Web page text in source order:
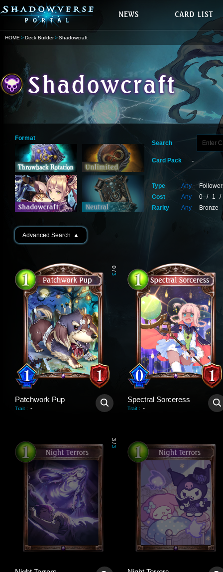
HOME Deck Builder Shadowcraft
Format
Search
Card Pack
Type Any
Cost
Any 0 / 1
/
Rarity
Any Bronze
Advanced Search ▲
0
/
3
Patchwork Pup
Trait : -
Spectral Sorceress
Trait : -
3
/
3